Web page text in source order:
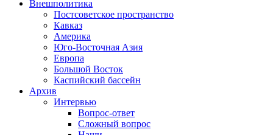
Внешполитика
Постсоветское пространство
Кавказ
Америка
Юго-Восточная Азия
Европа
Большой Восток
Каспийский бассейн
Архив
Интервью
Вопрос-ответ
Сложный вопрос